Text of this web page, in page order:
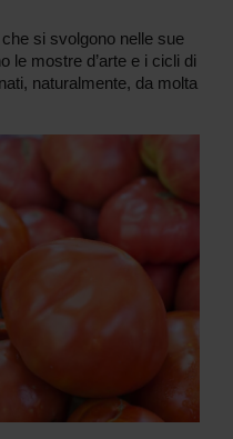
si svolgono nelle sue
le mostre d’arte e i cicli di
naturalmente, da molta